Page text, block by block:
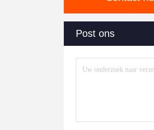
Post ons